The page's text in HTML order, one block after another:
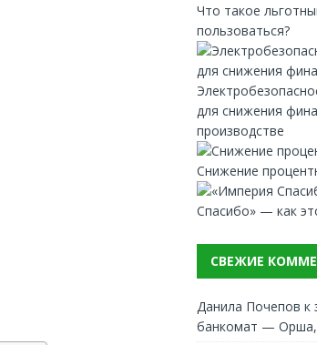
Что такое
пользоваться?
для снижения
производстве
Снижение
Спасибо» — как
СВЕЖИЕ
Данила Почепов к
банкомат — Орша,